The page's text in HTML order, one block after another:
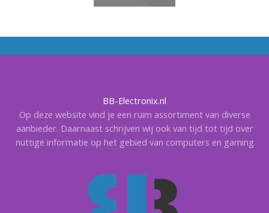
BB-Electronix.nl
Op deze website vind je een ruim assortiment van diverse
aanbieder. Daarnaast schrijven wij ook van tijd tot tijd over
nuttige informatie op het gebied van computers en gaming